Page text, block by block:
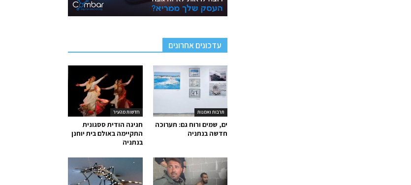
עדכונים אחרונים
חדשות מהעיר
חגיגה הודית ססגונית
התקיימה באולם בית יוחנן
בנתניה
תרבות ואמנות
ים, שמים ורוח גם: תערוכה
חדשה בנתניה